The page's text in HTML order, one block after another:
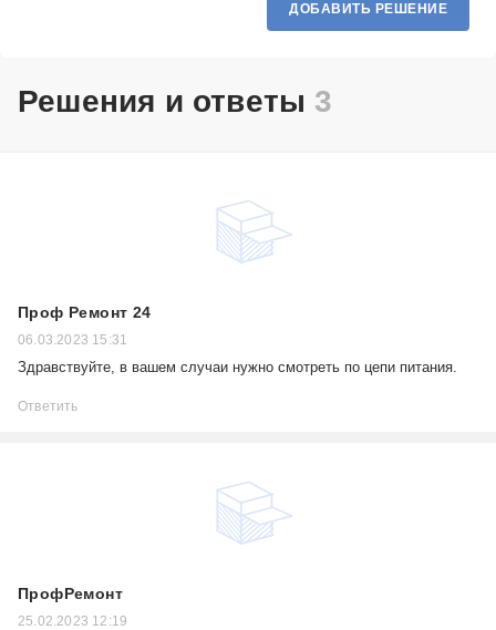
ДОБАВИТЬ РЕШЕНИЕ
Решения и ответы 3
Проф Ремонт 24
06.03.2023 15:31
Здравствуйте, в вашем случаи нужно смотреть по цепи питания.
Ответить
ПрофРемонт
25.02.2023 12:19